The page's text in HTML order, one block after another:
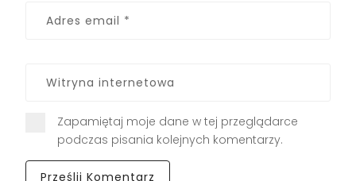
Zapamiętaj moje dane w tej przeglądarce
podczas pisania kolejnych komentarzy.